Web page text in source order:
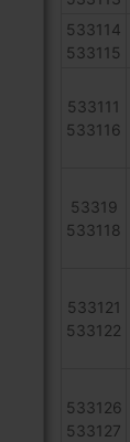
533114
533115
533111
533116
53319
533118
533121
533122
533126
533127